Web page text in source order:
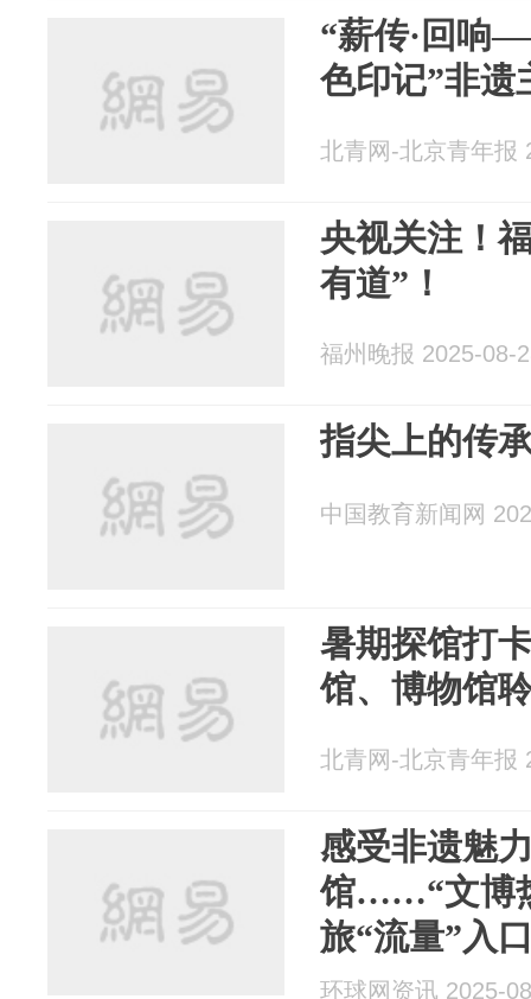
“薪传·回响
色印记”非遗
北青网-北京青年报
央视关注！
有道”！
福州晚报 2025-08-
指尖上的传
中国教育新闻网
暑期探馆打
馆、博物馆
北青网-北京青年报
感受非遗魅
馆……“文博
旅“流量”入
环球网资讯 2025-